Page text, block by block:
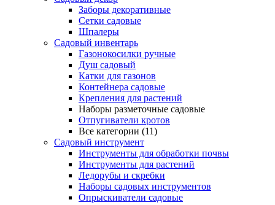
Заборы декоративные
Сетки садовые
Шпалеры
Садовый инвентарь
Газонокосилки ручные
Душ садовый
Катки для газонов
Контейнера садовые
Крепления для растений
Наборы разметочные садовые
Отпугиватели кротов
Все категории (11)
Садовый инструмент
Инструменты для обработки почвы
Инструменты для растений
Ледорубы и скребки
Наборы садовых инструментов
Опрыскиватели садовые